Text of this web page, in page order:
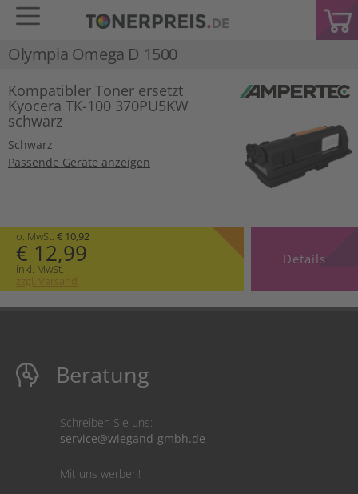
Olympia Omega D 1500
Kompatibler Toner ersetzt
Kyocera TK-100 370PU5KW
schwarz
Schwarz
Passende Geräte anzeigen
o. MwSt. € 10,92
€ 12,99
inkl. MwSt.
zzgl. Versand
Details
Beratung
Schreiben Sie uns:
service@wiegand-gmbh.de
Mit uns werben!